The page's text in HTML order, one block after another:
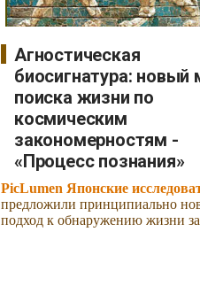
Агностическая
биосигнатура: новый
поиска жизни по
космическим
закономерностям -
«Процесс познания»
PicLumen Японские
предложили принципиально
подход к обнаружению жизни за